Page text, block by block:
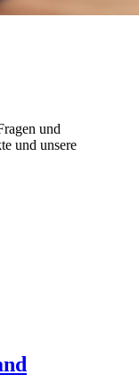
und
und unsere